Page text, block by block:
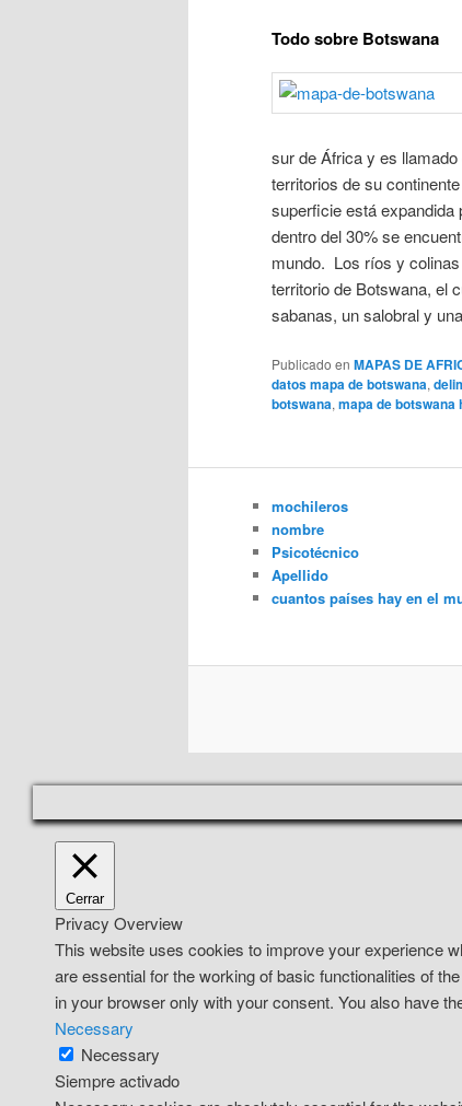
Todo sobre Botswana
sur de África y es
territorios de su
superficie está expandida
dentro del 30% se
mundo. Los ríos y
territorio de Botswana, el
sabanas, un salobral y
Publicado en MAPAS DE
datos mapa de botswana,
botswana, mapa de botswana
mochileros
nombre
Psicotécnico
Apellido
cuantos países hay en el
Cerrar
Privacy Overview
This website uses cookies to improve your experience
are essential for the working of basic functionalities of
in your browser only with your consent. You also have
Necessary
Necessary
Siempre activado